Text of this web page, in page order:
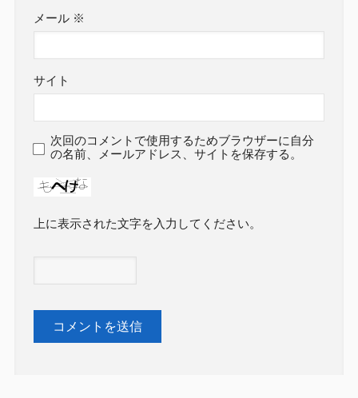
メール ※
サイト
次回のコメントで使用するためブラウザーに自分
の名前、メールアドレス、サイトを保存する。
上に表示された文字を入力してください。